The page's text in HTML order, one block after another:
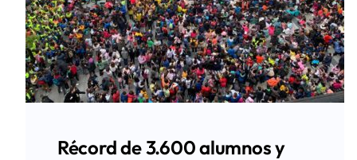
Récord de 3.600 alumnos y